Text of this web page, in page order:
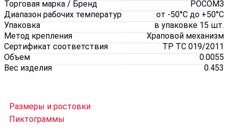
Торговая марка / Бренд
РОСОМЗ
Диапазон рабочих температур
от -50°С до +50°С
Упаковка
в упаковке 15 шт.
Метод крепления
Храповой механизм
Сертификат соответствия
ТР ТС 019/2011
Объем
0.0055
Вес изделия
0.453
Размеры и ростовки
Пиктограммы